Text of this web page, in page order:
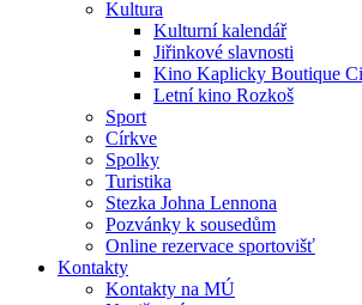
Kultura
Kulturní kalendář
Jiřinkové slavnosti
Kino Kaplicky Boutique
Letní kino Rozkoš
Sport
Církve
Spolky
Turistika
Stezka Johna Lennona
Pozvánky k sousedům
Online rezervace sportovišť
Kontakty
Kontakty na MÚ